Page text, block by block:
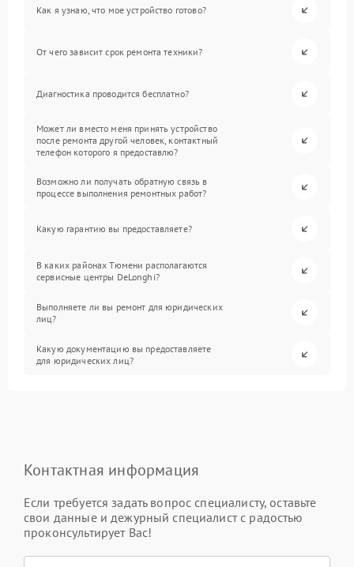
Как я узнаю, что мое устройство готово?
От чего зависит срок ремонта техники?
Диагностика проводится бесплатно?
Может ли вместо меня принять устройство
после ремонта другой человек, контактный
телефон которого я предоставлю?
Возможно ли получать обратную связь в
процессе выполнения ремонтных работ?
Какую гарантию вы предоставляете?
В каких районах Тюмени располагаются
сервисные центры DeLonghi?
Выполняете ли вы ремонт для юридических
лиц?
Какую документацию вы предоставляете
для юридических лиц?
Контактная информация
Если требуется задать вопрос специалисту, оставьте
свои данные и дежурный специалист с радостью
проконсультирует Вас!